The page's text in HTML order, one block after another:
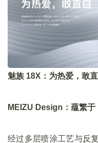
魅族 18X：为热爱，敢
MEIZU Design：蕴繁于
经过多层喷涂工艺与反